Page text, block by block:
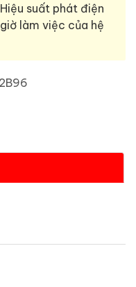
suất phát điện
làm việc của hệ